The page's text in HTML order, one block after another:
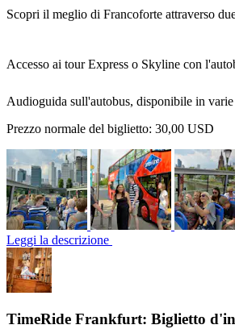
Scopri il meglio di Francoforte attraverso
Accesso ai tour Express o Skyline con
Audioguida sull'autobus, disponibile in
Prezzo normale del biglietto: 30,00 USD
Leggi la descrizione
TimeRide Frankfurt: Biglietto